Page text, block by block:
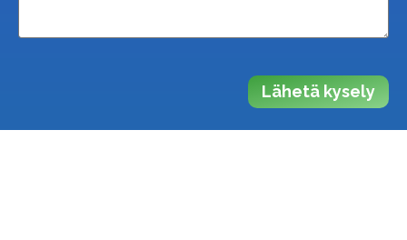
Lähetä kysely